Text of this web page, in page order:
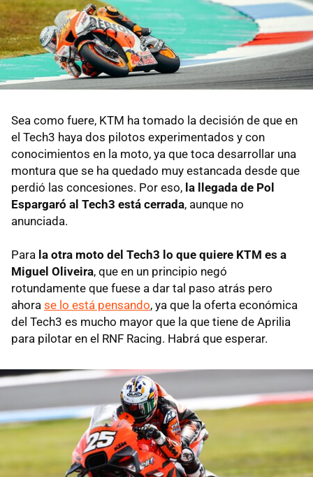
Sea como fuere, KTM ha tomado la decisión de que en
el Tech3 haya dos pilotos experimentados y con
conocimientos en la moto, ya que toca desarrollar una
montura que se ha quedado muy estancada desde que
perdió las concesiones. Por eso, la llegada de Pol
Espargaró al Tech3 está cerrada, aunque no
anunciada.
Para la otra moto del Tech3 lo que quiere KTM es a
Miguel Oliveira, que en un principio negó
rotundamente que fuese a dar tal paso atrás pero
ahora se lo está pensando, ya que la oferta económica
del Tech3 es mucho mayor que la que tiene de Aprilia
para pilotar en el RNF Racing. Habrá que esperar.